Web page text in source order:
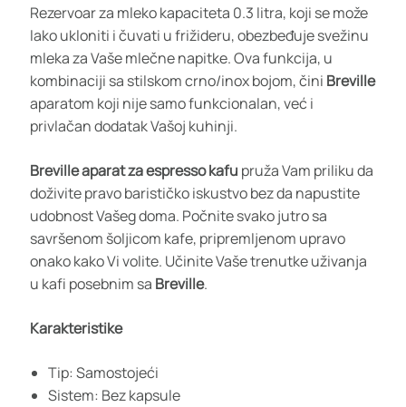
Rezervoar za mleko kapaciteta 0.3 litra, koji se može
lako ukloniti i čuvati u frižideru, obezbeđuje svežinu
mleka za Vaše mlečne napitke. Ova funkcija, u
kombinaciji sa stilskom crno/inox bojom, čini Breville
aparatom koji nije samo funkcionalan, već i
privlačan dodatak Vašoj kuhinji.
Breville aparat za espresso kafu pruža Vam priliku da
doživite pravo barističko iskustvo bez da napustite
udobnost Vašeg doma. Počnite svako jutro sa
savršenom šoljicom kafe, pripremljenom upravo
onako kako Vi volite. Učinite Vaše trenutke uživanja
u kafi posebnim sa Breville.
Karakteristike
Tip: Samostojeći
Sistem: Bez kapsule